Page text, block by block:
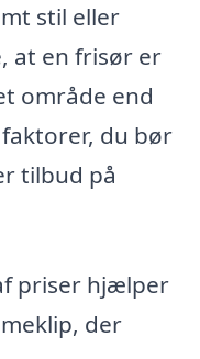
stil eller
at en frisør er
område end
du bør
tilbud på
priser hjælper
der